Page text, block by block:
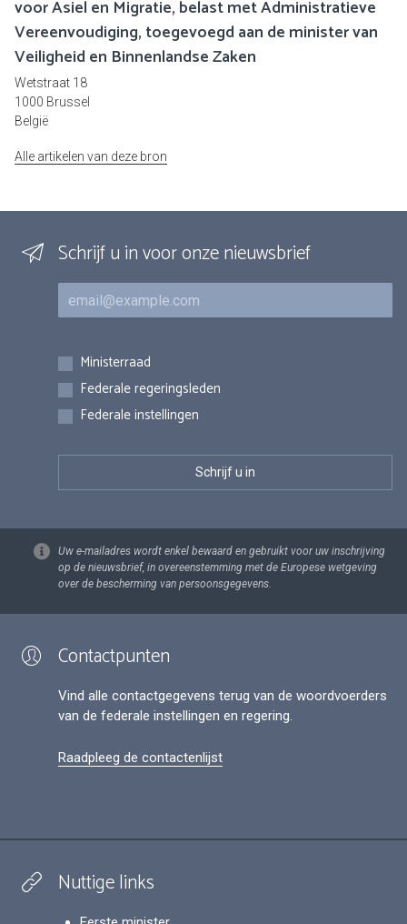
voor Asiel en Migratie, belast met Administratieve
Vereenvoudiging, toegevoegd aan de minister van
Veiligheid en Binnenlandse Zaken
Wetstraat 18
1000 Brussel
België
Alle artikelen van deze bron
Schrijf u in voor onze nieuwsbrief
E-mail
Inschrijvingen
Ministerraad
Federale regeringsleden
Federale instellingen
Uw e-mailadres wordt enkel bewaard en gebruikt voor uw inschrijving
op de nieuwsbrief, in overeenstemming met de Europese wetgeving
over de bescherming van persoonsgegevens.
Contactpunten
Vind alle contactgegevens terug van de woordvoerders
van de federale instellingen en regering.
Raadpleeg de contactenlijst
Nuttige links